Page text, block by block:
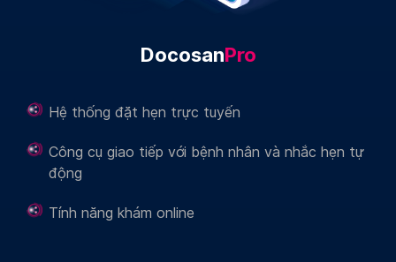
DocosanPro
Hệ thống đặt hẹn trực tuyến
Công cụ giao tiếp với bệnh nhân và nhắc hẹn tự
động
Tính năng khám online